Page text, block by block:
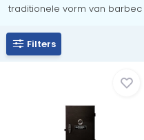
traditionele vorm van barbec
Filters